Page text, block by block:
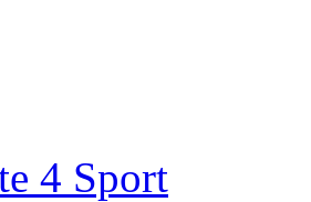
4 Sport